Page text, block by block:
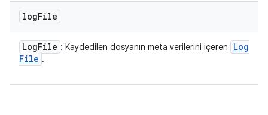
logFile
LogFile : Kaydedilen dosyanın meta verilerini içeren
Log
File .